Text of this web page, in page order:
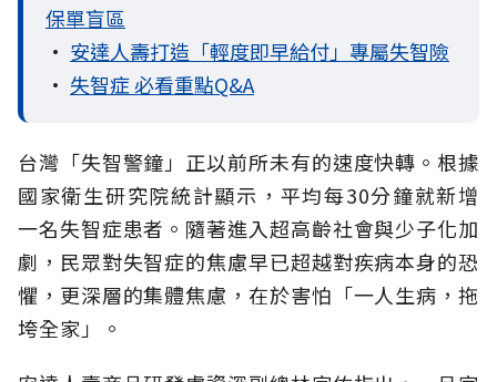
保單盲區
• 安達人壽打造「輕度即早給付」專屬失智險
• 失智症 必看重點Q&A
台灣「失智警鐘」正以前所未有的速度快轉。根據
國家衛生研究院統計顯示，平均每30分鐘就新增
一名失智症患者。隨著進入超高齡社會與少子化加
劇，民眾對失智症的焦慮早已超越對疾病本身的恐
懼，更深層的集體焦慮，在於害怕「一人生病，拖
垮全家」。